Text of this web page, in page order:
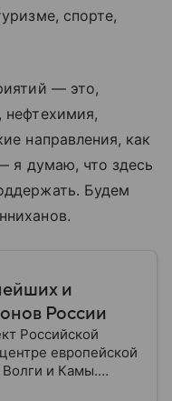
спорте,
— это,
направления, как
я думаю, что здесь
Будем
и
России
Российской
европейской
Волги и Камы.